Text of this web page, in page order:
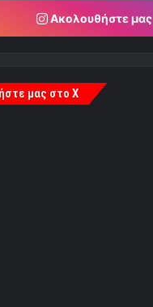
Ακολουθήστε μας
μας στο X